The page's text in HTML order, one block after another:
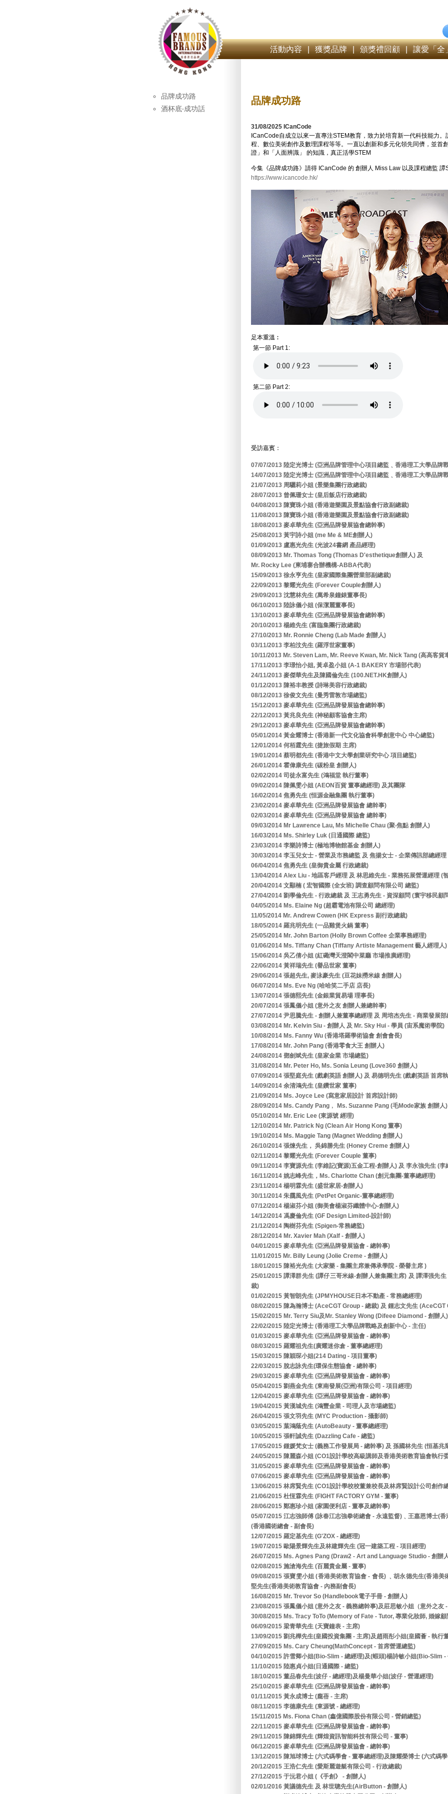
活動內容 | 獲獎品牌 | 頒獎禮回顧 | 讓愛「全
品牌成功路
酒杯底‧成功話
品牌成功路
31/08/2025 ICanCode
ICanCode自成立以來一直專注STEM教育，致力於培育新一代科技能力
程、數位美術創作及數理課程等等。一直以創新和多元化領先同儕，並首
證」和「人面辨識」 的知識，真正活學STEM
今集《品牌成功路》請得 ICanCode 的 創辦人 Miss Law 以及課程總監 譚
https://www.icancode.hk/
足本重溫︰
第一節 Part 1:
第二節 Part 2:
受訪嘉賓：
07/07/2013 陸定光博士 (亞洲品牌管理中心項目總監﹑香港理工大學品牌
14/07/2013 陸定光博士 (亞洲品牌管理中心項目總監﹑香港理工大學品牌
21/07/2013 周驪莉小姐 (景樂集團行政總裁)
28/07/2013 曾佩珊女士 (皇后飯店行政總裁)
04/08/2013 陳寶珠小姐 (香港遊樂園及景點協會行政副總裁)
11/08/2013 陳寶珠小姐 (香港遊樂園及景點協會行政副總裁)
18/08/2013 麥卓華先生 (亞洲品牌發展協會總幹事)
25/08/2013 黃宇詩小姐 (me Me & ME創辦人)
01/09/2013 盧惠光先生 (光波24書網 產品經理)
08/09/2013 Mr. Thomas Tong (Thomas D'esthetique創辦人) 及
Mr. Rocky Lee (柬埔寨合辦機構-ABBA代表)
15/09/2013 徐永亨先生 (皇家國際集團營業部副總裁)
22/09/2013 黎耀光先生 (Forever Couple創辦人)
29/09/2013 沈慧林先生 (萬希泉鐘錶董事長)
06/10/2013 陸詠儀小姐 (保潔麗董事長)
13/10/2013 麥卓華先生 (亞洲品牌發展協會總幹事)
20/10/2013 楊維先生 (富臨集團行政總裁)
27/10/2013 Mr. Ronnie Cheng (Lab Made 創辦人)
03/11/2013 李柏汶先生 (羅浮世家董事)
10/11/2013 Mr. Steven Lam, Mr. Reeve Kwan, Mr. Nick Tang (高高客貨
17/11/2013 李璟怡小姐, 黃卓盈小姐 (A-1 BAKERY 市場部代表)
24/11/2013 麥傑華先生及陳國倫先生 (100.NET.HK創辦人)
01/12/2013 陳裕丰教授 (詩琳美容行政總裁)
08/12/2013 徐俊文先生 (曼秀雷敦市場總監)
15/12/2013 麥卓華先生 (亞洲品牌發展協會總幹事)
22/12/2013 黃兆良先生 (神秘顧客協會主席)
29/12/2013 麥卓華先生 (亞洲品牌發展協會總幹事)
05/01/2014 黃金耀博士 (香港新一代文化協會科學創意中心 中心總監)
12/01/2014 何栢霆先生 (捷旅假期 主席)
19/01/2014 蔡明都先生 (香港中文大學創業研究中心 項目總監)
26/01/2014 霍偉康先生 (碳粉皇 創辦人)
02/02/2014 司徒永富先生 (鴻福堂 執行董事)
09/02/2014 陳佩雯小姐 (AEON百貨 董事總經理) 及其團隊
16/02/2014 焦勇先生 (恒源金融集團 執行董事)
23/02/2014 麥卓華先生 (亞洲品牌發展協會 總幹事)
02/03/2014 麥卓華先生 (亞洲品牌發展協會 總幹事)
09/03/2014 Mr Lawrence Lau, Ms Michelle Chau (聚‧焦點 創辦人)
16/03/2014 Ms. Shirley Luk (日通國際 總監)
23/03/2014 李樂詩博士 (極地博物館基金 創辦人)
30/03/2014 李玉兒女士 - 營業及市務總監 及 焦揚女士 - 企業傳訊部總經
06/04/2014 焦勇先生 (皇御貴金屬 行政總裁)
13/04/2014 Alex Liu - 地區客戶經理 及 林思維先生 - 業務拓展營運經理 (
20/04/2014 文顯楠 ( 宏智國際 (全女班) 調查顧問有限公司 總監)
27/04/2014 劉學倫先生 - 行政總裁 及 王志勇先生 - 資深顧問 (寰宇移民顧
04/05/2014 Ms. Elaine Ng (超霸電池有限公司 總經理)
11/05/2014 Mr. Andrew Cowen (HK Express 副行政總裁)
18/05/2014 羅兆明先生 (一品雞煲火鍋 董事)
25/05/2014 Mr. John Barton (Holly Brown Coffee 企業事務經理)
01/06/2014 Ms. Tiffany Chan (Tiffany Artiste Management 藝人經理人)
15/06/2014 吳乙倩小姐 (紅磡灣天澄閣中菜廳 市場推廣經理)
22/06/2014 黃祥瑞先生 (譽品世家 董事)
29/06/2014 張超先生, 麥泳豪先生 (豆花妹撈米線 創辦人)
06/07/2014 Ms. Eve Ng (哈哈笑二手店 店長)
13/07/2014 張德熙先生 (金銀業貿易場 理事長)
20/07/2014 張鳳儀小姐 (意外之友 創辦人兼總幹事)
27/07/2014 尹思騰先生 - 創辦人兼董事總經理 及 周培杰先生 - 商業發展
03/08/2014 Mr. Kelvin Siu - 創辦人 及 Mr. Sky Hui - 學員 (宙系魔術學院)
10/08/2014 Ms. Fanny Wu (香港塔羅學術協會 創會會長)
17/08/2014 Mr. John Pang (香港零食大王 創辦人)
24/08/2014 鄧劍斌先生 (皇家金業 市場總監)
31/08/2014 Mr. Peter Ho, Ms. Sonia Leung (Love360 創辦人)
07/09/2014 張堅庭先生 (戲劇英語 創辦人) 及 易德明先生 (戲劇英語 首席
14/09/2014 余清鴻先生 (皇鑽世家 董事)
21/09/2014 Ms. Joyce Lee (寫意家居設計 首席設計師)
28/09/2014 Ms. Candy Pang﹐ Ms. Suzanne Pang (毛Mode家族 創辦人)
05/10/2014 Mr. Eric Lee (東源號 經理)
12/10/2014 Mr. Patrick Ng (Clean Air Hong Kong 董事)
19/10/2014 Ms. Maggie Tang (Magnet Wedding 創辦人)
26/10/2014 張煉先生， 吳錦勝先生 (Honey Creme 創辦人)
02/11/2014 黎耀光先生 (Forever Couple 董事)
09/11/2014 李寶源先生 (李維記(寶源)五金工程-創辦人) 及 李永強先生 (
16/11/2014 姚志峰先生，Ms. Charlotte Chan (創元集團-董事總經理)
23/11/2014 楊明霖先生 (盛世家居-創辦人)
30/11/2014 朱靄風先生 (PetPet Organic-董事總經理)
07/12/2014 楊淑芬小姐 (御美會楊淑芬纖體中心-創辦人)
14/12/2014 馮慶倫先生 (GF Design Limited-設計師)
21/12/2014 陶樹芬先生 (Spigen-常務總監)
28/12/2014 Mr. Xavier Mah (Xalf - 創辦人)
04/01/2015 麥卓華先生 (亞洲品牌發展協會 - 總幹事)
11/01/2015 Mr. Billy Leung (Jolie Creme - 創辦人)
18/01/2015 陳裕光先生 (大家樂 - 集團主席兼傳承學院 - 榮譽主席 )
25/01/2015 譚澤群先生 (譚仔三哥米線-創辦人兼集團主席) 及 譚澤强先
裁)
01/02/2015 黃智朗先生 (JPMYHOUSE日本不動產 - 常務總經理)
08/02/2015 陳為瀚博士 (AceCGT Group - 總裁) 及 鍾志文先生 (AceCGT
15/02/2015 Mr. Terry Siu及Mr. Stanley Wong (Difeee Diamond - 創辦人)
22/02/2015 陸定光博士 (香港理工大學品牌戰略及創新中心 - 主任)
01/03/2015 麥卓華先生 (亞洲品牌發展協會 - 總幹事)
08/03/2015 羅耀祖先生(廣耀迷你倉 - 董事總經理)
15/03/2015 陳穎琛小姐(214 Dating - 項目董事)
22/03/2015 脫志詠先生(環保生態協會 - 總幹事)
29/03/2015 麥卓華先生 (亞洲品牌發展協會 - 總幹事)
05/04/2015 劉燕金先生 (東南發展(亞洲)有限公司 - 項目經理)
12/04/2015 麥卓華先生 (亞洲品牌發展協會 - 總幹事)
19/04/2015 黃漢城先生 (鴻豐金業 - 司理人及市場總監)
26/04/2015 張文羽先生 (MYC Production - 攝影師)
03/05/2015 葉鴻蔭先生 (AutoBeauty - 董事總經理)
10/05/2015 張軒誠先生 (Dazzling Cafe - 總監)
17/05/2015 鍾媛梵女士 (義務工作發展局 - 總幹事) 及 孫國林先生 (恒基兆
24/05/2015 陳麗森小姐 (CO1設計學校高級講師及香港美術教育協會執行
31/05/2015 麥卓華先生 (亞洲品牌發展協會 - 總幹事)
07/06/2015 麥卓華先生 (亞洲品牌發展協會 - 總幹事)
13/06/2015 林席賢先生 (CO1設計學校校董兼校長及林席賢設計公司創作
21/06/2015 杜恆霖先生 (FIGHT FACTORY GYM - 董事)
28/06/2015 鄭惠珍小姐 (家園便利店 - 董事及總幹事)
05/07/2015 江志強師傅 (詠春江志強拳術總會 - 永遠監督)﹑王嘉恩博士(
(香港國術總會 - 副會長)
12/07/2015 羅定基先生 (G'ZOX - 總經理)
19/07/2015 歐陽景輝先生及林建輝先生 (冠一建築工程 - 項目經理)
26/07/2015 Ms. Agnes Pang (Draw2 - Art and Language Studio - 創辦
02/08/2015 施滄海先生 (百麗貴金屬 - 董事)
09/08/2015 張寶雯小姐 (香港美術教育協會 - 會長) ﹑胡永德先生(香港美
堅先生(香港美術教育協會 - 內務副會長)
16/08/2015 Mr. Trevor So (Handlebook電子手冊 - 創辦人)
23/08/2015 張鳳儀小姐 (意外之友 - 義務總幹事)及莊思敏小姐（意外之友 -
30/08/2015 Ms. Tracy ToTo (Memory of Fate - Tutor, 專業化妝師, 婚嫁顧
06/09/2015 梁青華先生 (天寶鐘表 - 主席)
13/09/2015 劉兆樺先生(皇國投資集團 - 主席)及趙雨彤小姐(皇國薈 - 執行
27/09/2015 Ms. Cary Cheung(MathConcept - 首席營運總監)
04/10/2015 許雪卿小姐(Bio-Slim - 總經理)及(蝦頭)楊詩敏小姐(Bio-Slim -
11/10/2015 陸惠貞小姐(日通國際 - 總監)
18/10/2015 董品春先生(波仔 - 總經理)及楊曼華小姐(波仔 - 營運經理)
25/10/2015 麥卓華先生 (亞洲品牌發展協會 - 總幹事)
01/11/2015 黃永成博士 (龐蓓 - 主席)
08/11/2015 李德康先生 (東源號 - 總經理)
15/11/2015 Ms. Fiona Chan (鑫億國際股份有限公司 - 營銷總監)
22/11/2015 麥卓華先生 (亞洲品牌發展協會 - 總幹事)
29/11/2015 陳錦輝先生 (輝煌資訊智能科技有限公司 - 董事)
06/12/2015 麥卓華先生 (亞洲品牌發展協會 - 總幹事)
13/12/2015 陳旭球博士 (六式碼學會 - 董事總經理)及陳耀榮博士 (六式碼
20/12/2015 王浩仁先生 (愛斯麗遊艇有限公司 - 行政總裁)
27/12/2015 于沅君小姐 (《手創》 - 創辦人)
02/01/2016 黃議德先生 及 林世聰先生(AirButton - 創辦人)